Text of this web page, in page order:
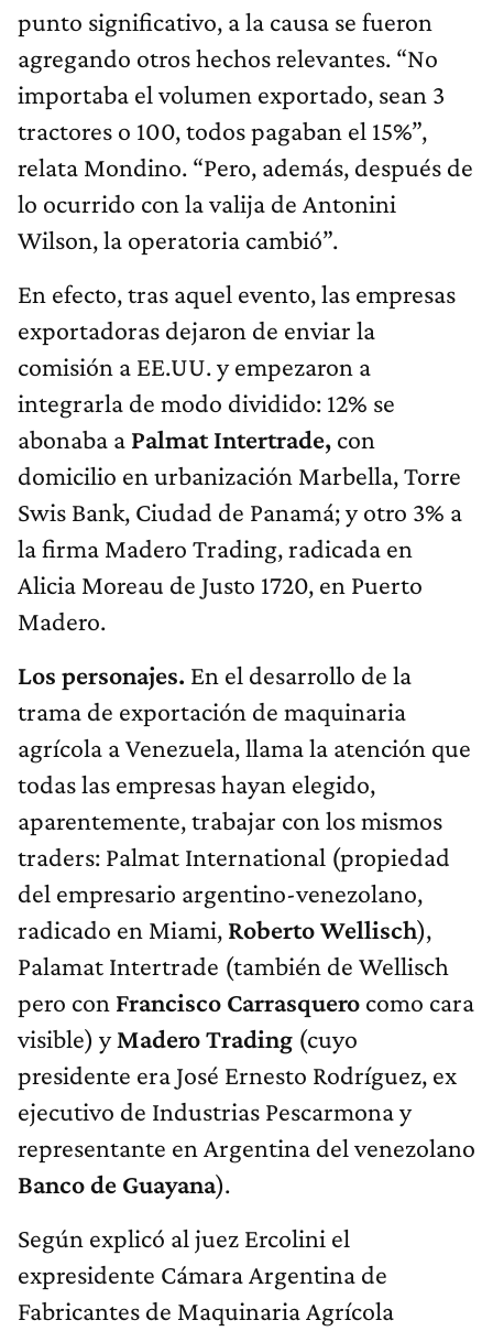
punto significativo, a la causa se fueron
agregando otros hechos relevantes. “No
importaba el volumen exportado, sean 3
tractores o 100, todos pagaban el 15%”,
relata Mondino. “Pero, además, después de
lo ocurrido con la valija de Antonini
Wilson, la operatoria cambió”.
En efecto, tras aquel evento, las empresas
exportadoras dejaron de enviar la
comisión a EE.UU. y empezaron a
integrarla de modo dividido: 12% se
abonaba a Palmat Intertrade, con
domicilio en urbanización Marbella, Torre
Swis Bank, Ciudad de Panamá; y otro 3% a
la firma Madero Trading, radicada en
Alicia Moreau de Justo 1720, en Puerto
Madero.
Los personajes. En el desarrollo de la
trama de exportación de maquinaria
agrícola a Venezuela, llama la atención que
todas las empresas hayan elegido,
aparentemente, trabajar con los mismos
traders: Palmat International (propiedad
del empresario argentino-venezolano,
radicado en Miami, Roberto Wellisch),
Palamat Intertrade (también de Wellisch
pero con Francisco Carrasquero como cara
visible) yMadero Trading (cuyo
presidente era José Ernesto Rodríguez, ex
ejecutivo de Industrias Pescarmona y
representante en Argentina del venezolano
Banco de Guayana).
Según explicó al juez Ercolini el
expresidente Cámara Argentina de
Fabricantes de Maquinaria Agrícola